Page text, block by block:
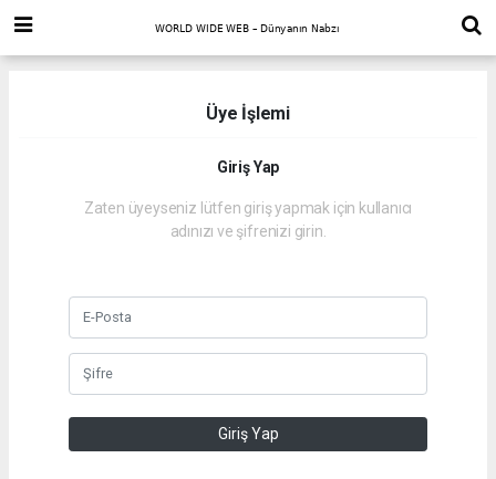
Üye İşlemi
Giriş Yap
Zaten üyeyseniz lütfen giriş yapmak için kullanıcı
adınızı ve şifrenizi girin.
Giriş Yap